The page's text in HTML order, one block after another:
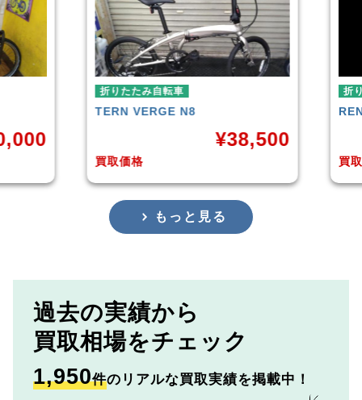
¥38,500
折りたたみ自転車
RENAULTLIGHT-8 AL-FDB140
買取価格
¥16,799
もっと見る
過去の実績から
買取相場をチェック
1,950件のリアルな買取実績を掲載中！